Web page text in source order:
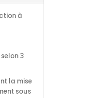
à
3
la mise
sous